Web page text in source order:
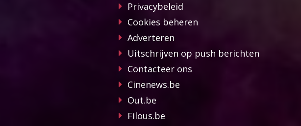
Privacybeleid
Cookies beheren
Adverteren
Uitschrijven op push berichten
Contacteer ons
Cinenews.be
Out.be
Filous.be